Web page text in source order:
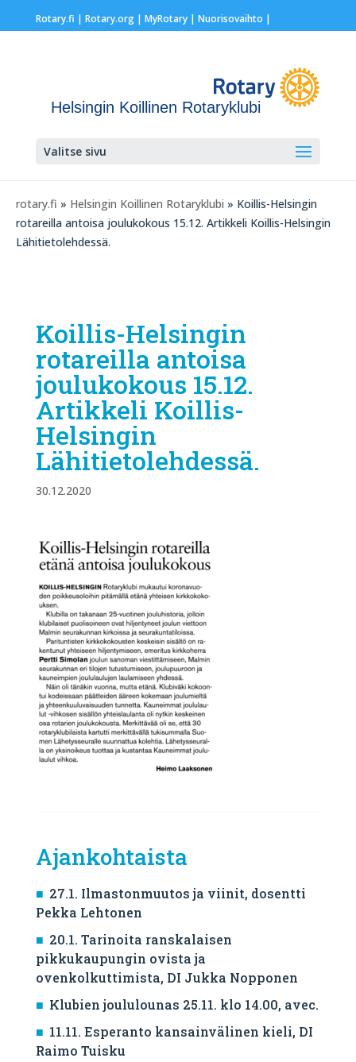
Rotary.fi | Rotary.org| MyRotary | Nuorisovaihto |
Helsingin Koillinen Rotaryklubi
Valitse sivu
rotary.fi » Helsingin Koillinen Rotaryklubi » Koillis-Helsingin
rotareilla antoisa joulukokous 15.12. Artikkeli Koillis-Helsingin
Lähitietolehdessä.
Koillis-Helsingin
rotareilla antoisa
joulukokous 15.12.
Artikkeli Koillis-
Helsingin
Lähitietolehdessä.
30.12.2020
Ajankohtaista
27.1. Ilmastonmuutos ja viinit, dosentti
Pekka Lehtonen
20.1. Tarinoita ranskalaisen
pikkukaupungin ovista ja
ovenkolkuttimista, DI Jukka Nopponen
Klubien joululounas 25.11. klo 14.00, avec.
11.11. Esperanto kansainvälinen kieli, DI
Raimo Tuisku